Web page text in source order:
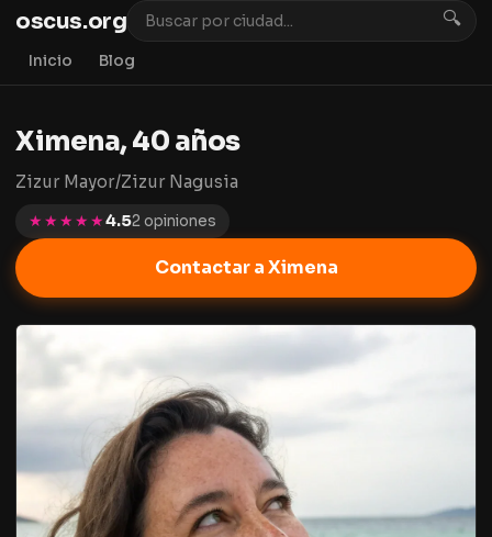
oscus.org 🔍
Inicio Blog
Ximena, 40 años
Zizur Mayor/Zizur Nagusia
★★★★★4.52 opiniones
Contactar a Ximena